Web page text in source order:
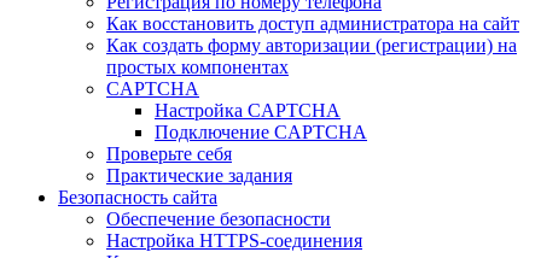
Как восстановить доступ администратора на сайт
Как создать форму авторизации (регистрации) на
простых компонентах
CAPTCHA
Настройка CAPTCHA
Подключение CAPTCHA
Проверьте себя
Практические задания
Безопасность сайта
Обеспечение безопасности
Настройка HTTPS-соединения